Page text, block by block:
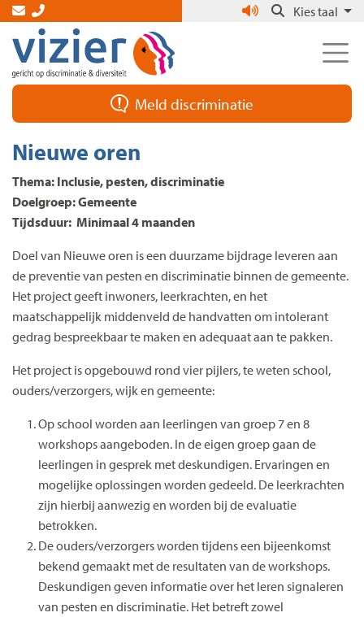
Skip
the
content
Kies taal
Meld discriminatie
Nieuwe oren
Thema: Inclusie, pesten, discriminatie
Doelgroep: Gemeente
Tijdsduur: Minimaal 4 maanden
Doel van Nieuwe oren is een duurzame bijdrage leveren aan
de preventie van pesten en discriminatie binnen de gemeente.
Het project geeft inwoners, leerkrachten, en het
maatschappelijk middenveld de handvatten om intolerant
gedrag bespreekbaar te maken en adequaat aan te pakken.
Het project is opgebouwd rond vier pijlers, te weten school,
ouders/verzorgers, wijk en gemeente:
Op school worden aan leerlingen van groep 7 en 8
workshops aangeboden. In de eigen groep gaan de
leerlingen in gesprek met deskundigen. Ervaringen en
mogelijke oplossingen worden gedeeld. De leerkrachten
zijn hierbij aanwezig en worden bij de evaluatie
betrokken.
De ouders/verzorgers worden tijdens een bijeenkomst
bekend gemaakt met de resultaten van de workshops.
Deskundigen geven informatie over het leren signaleren
van pesten en discriminatie. Het betreft zowel